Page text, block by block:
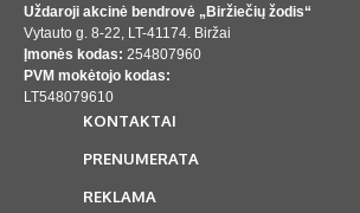
Uždaroji akcinė bendrovė „Biržiečių žodis“
Vytauto g. 8-22, LT-41174. Biržai
Įmonės kodas: 254807960
PVM mokėtojo kodas:
LT548079610
KONTAKTAI
PRENUMERATA
REKLAMA